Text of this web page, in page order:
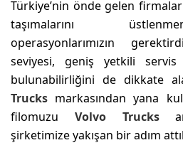
Türkiye’nin önde gelen
taşımalarını
operasyonlarımızın
seviyesi, geniş yetkili
bulunabilirliğini de dikkate
Trucks markasından yana
filomuzu Volvo Trucks
şirketimize yakışan bir adım